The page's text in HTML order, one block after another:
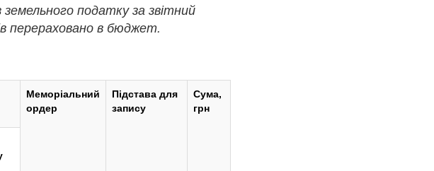
земельного податку за звітний
перераховано в бюджет.
Меморіальний
ордер
Підстава для
запису
Сума,
грн